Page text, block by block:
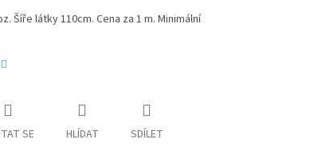
Šíře látky 110cm. Cena za 1 m. Minimální
SE HLÍDAT SDÍLET